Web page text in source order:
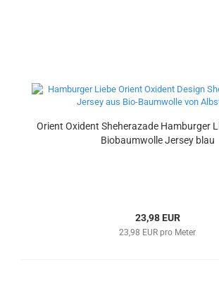
Orient Oxident Sheherazade Hamburger
Biobaumwolle Jersey blau
23,98 EUR
23,98 EUR pro Meter